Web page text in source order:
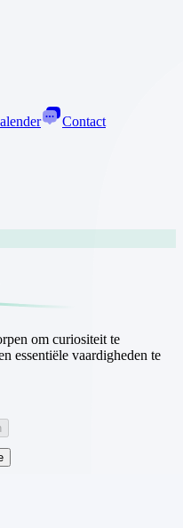
Contact
om curiositeit te
essentiële vaardigheden te